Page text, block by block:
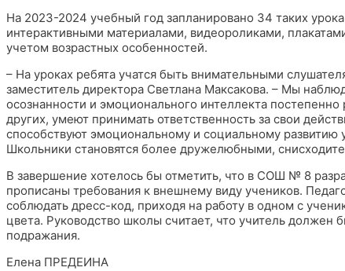
На 2023-2024 учебный год запланировано 34 таких
интерактивными материалами, видеороликами,
учетом возрастных особенностей.
– На уроках ребята учатся быть внимательными
заместитель директора Светлана Максакова. – Мы
осознанности и эмоционального интеллекта
других, умеют принимать ответственность за свои
способствуют эмоциональному и социальному
Школьники становятся более дружелюбными,
В завершение хотелось бы отметить, что в СОШ № 8
прописаны требования к внешнему виду учеников.
соблюдать дресс-код, приходя на работу в одном с
цвета. Руководство школы считает, что учитель
подражания.
Елена ПРЕДЕИНА